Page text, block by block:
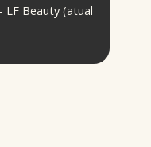
LF Beauty (atual